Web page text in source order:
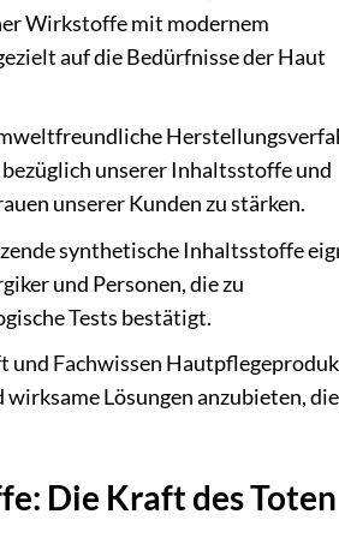
Wirkstoffe mit modernem
auf die Bedürfnisse der Haut
unserer Inhaltsstoffe und
unserer Kunden zu stärken.
synthetische Inhaltsstoffe
und Personen, die zu
Tests bestätigt.
Fachwissen
Lösungen anzubieten,
Die Kraft des Toten